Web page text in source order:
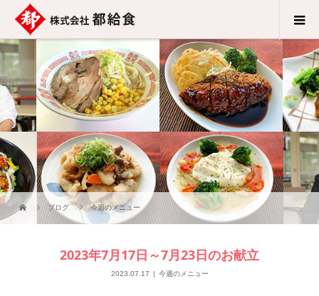
ブログ 今週のメニュー
2023年7月17日～7月23日のお献立
2023.07.17 今週のメニュー